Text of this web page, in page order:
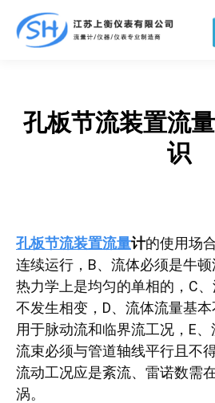
孔板节流装置流
识
您在这里：
孔板节流装置流量计的使用场
连续运行，B、流体必须是牛
热力学上是均匀的单相的，C
不发生相变，D、流体流量基
用于脉动流和临界流工况，E
流束必须与管道轴线平行且不
流动工况应是紊流、雷诺数需
涡。